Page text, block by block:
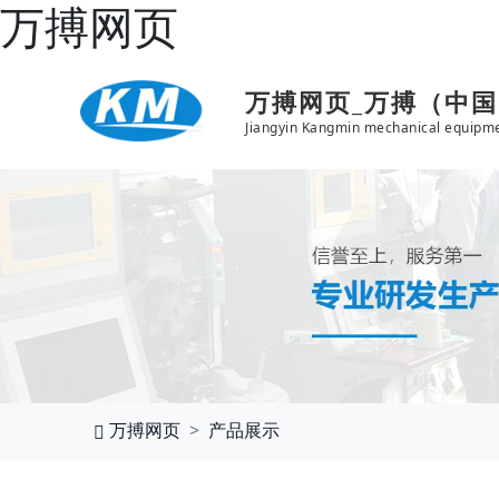
万搏网页
万搏网页_万搏（中
Jiangyin Kangmin mechanical
万搏网页 产品展示